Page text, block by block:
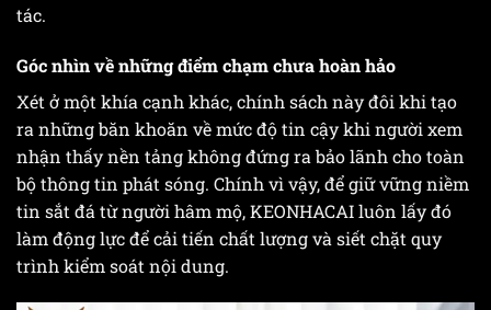
tác.
Góc nhìn về những điểm chạm chưa hoàn hảo
Xét ở một khía cạnh khác, chính sách này đôi khi tạo
ra những băn khoăn về mức độ tin cậy khi người xem
nhận thấy nền tảng không đứng ra bảo lãnh cho toàn
bộ thông tin phát sóng. Chính vì vậy, để giữ vững niềm
tin sắt đá từ người hâm mộ, KEONHACAI luôn lấy đó
làm động lực để cải tiến chất lượng và siết chặt quy
trình kiểm soát nội dung.